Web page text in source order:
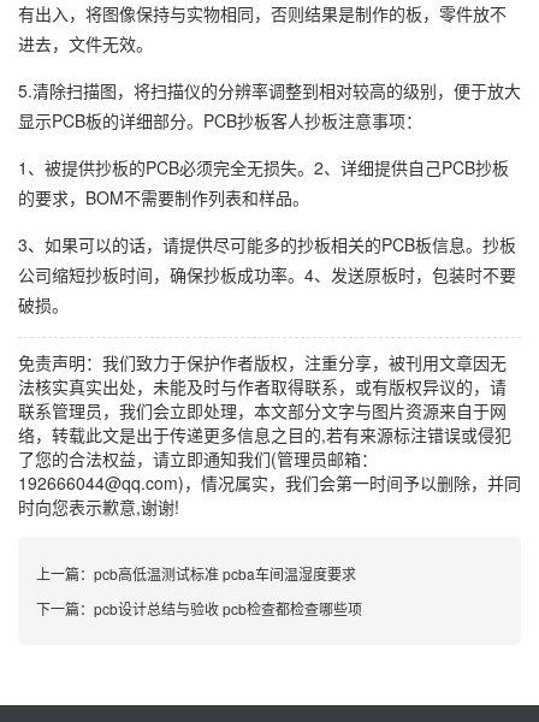
有出入，将图像保持与实物相同，否则结果是制作的板，零件放不
进去，文件无效。
5.清除扫描图，将扫描仪的分辨率调整到相对较高的级别，便于放大
显示PCB板的详细部分。PCB抄板客人抄板注意事项：
1、被提供抄板的PCB必须完全无损失。2、详细提供自己PCB抄板
的要求，BOM不需要制作列表和样品。
3、如果可以的话，请提供尽可能多的抄板相关的PCB板信息。抄板
公司缩短抄板时间，确保抄板成功率。4、发送原板时，包装时不要
破损。
免责声明：我们致力于保护作者版权，注重分享，被刊用文章因无
法核实真实出处，未能及时与作者取得联系，或有版权异议的，请
联系管理员，我们会立即处理，本文部分文字与图片资源来自于网
络，转载此文是出于传递更多信息之目的,若有来源标注错误或侵犯
了您的合法权益，请立即通知我们(管理员邮箱：
192666044@qq.com)，情况属实，我们会第一时间予以删除，并同
时向您表示歉意,谢谢!
上一篇： pcb高低温测试标准 pcba车间温湿度要求
下一篇： pcb设计总结与验收 pcb检查都检查哪些项